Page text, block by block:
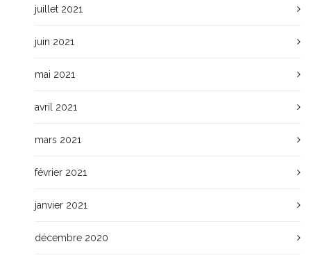
juillet 2021
juin 2021
mai 2021
avril 2021
mars 2021
février 2021
janvier 2021
décembre 2020